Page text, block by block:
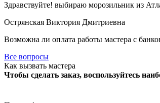
Здравствуйте! выбираю морозильник из
Острянская Виктория Дмитриевна
Возможна ли оплата работы мастера с
Все вопросы
Как вызвать мастера
Чтобы сделать заказ, воспользуйтесь